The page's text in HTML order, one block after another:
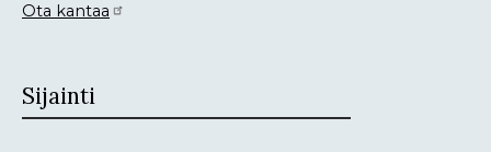
Ota kantaa
Sijainti